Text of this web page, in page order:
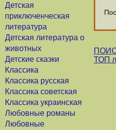
Детская
приключенческая
литература
Детская литература о
животных
Детские сказки
Классика
Классика русская
Классика советская
Классика украинская
Любовные романы
Любовные
ТОП